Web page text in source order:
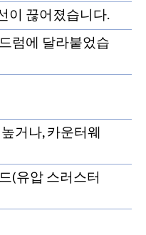
이 끊어졌습니다.
럼에 달라붙었습
거나, 카운터웨
(유압 스러스터